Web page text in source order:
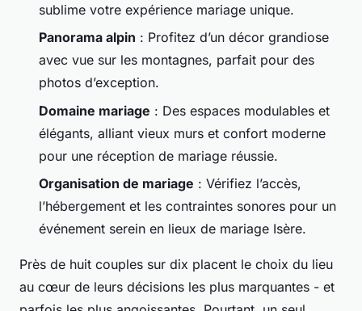
sublime votre expérience mariage unique.
Panorama alpin : Profitez d’un décor grandiose
avec vue sur les montagnes, parfait pour des
photos d’exception.
Domaine mariage : Des espaces modulables et
élégants, alliant vieux murs et confort moderne
pour une réception de mariage réussie.
Organisation de mariage : Vérifiez l’accès,
l’hébergement et les contraintes sonores pour un
événement serein en lieux de mariage Isère.
Près de huit couples sur dix placent le choix du lieu
au cœur de leurs décisions les plus marquantes - et